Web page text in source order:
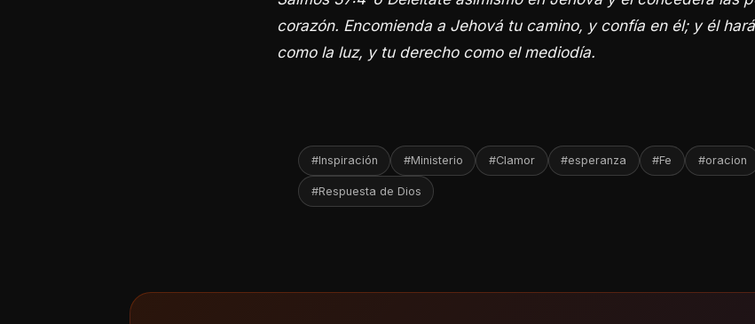
corazón. Encomienda a Jehová tu camino, y confía en él; y él
como la luz, y tu derecho como el mediodía.
#Inspiración #Ministerio #Clamor #esperanza #Fe #oracion
#Respuesta de Dios